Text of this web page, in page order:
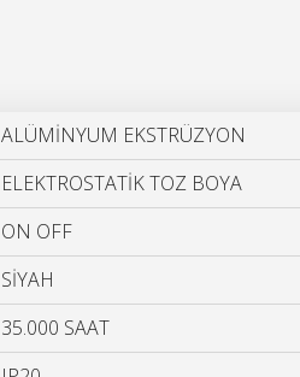
ALÜMİNYUM EKSTRÜZYON
ELEKTROSTATİK TOZ BOYA
ON OFF
SİYAH
35.000 SAAT